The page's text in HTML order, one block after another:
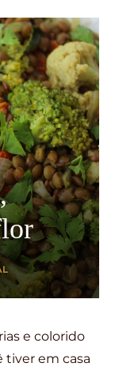
e colorido
tiver em casa